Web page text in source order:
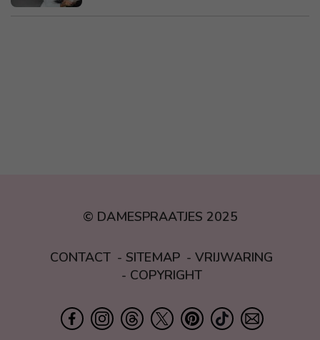
© DAMESPRAATJES 2025
CONTACT SITEMAP
VRIJWARING
COPYRIGHT